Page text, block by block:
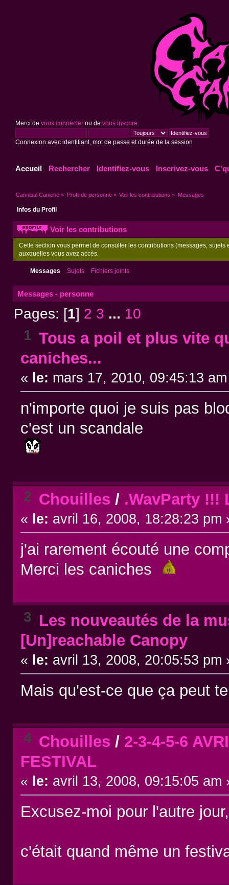
Merci de vous connecterou de vous inscrire
Connexion avec identifiant, mot de passe et durée de la session
Accueil Rechercher Identifiez-vous Inscrivez-vous
Cannibal Caniche » Profil de personne» Voir les contributions » Messages
Infos du Profil
Voir les contributions
Cette section vous permet de consulter les contributions (messages,
auxquelles vous avez accès.
Messages Sujets Fichiers joints
Messages - personne
Pages: [1] 2 3 ... 10
1 Tous a poil et plus vite
caniches...
« le: mars 17, 2010, 09:45:13
n'importe quoi je suis pas
c'est un scandale
2 Chouilles / .WavParty !!!
« le: avril 16, 2008, 18:28:23 pm
j'ai rarement écouté une
Merci les caniches
3 Les nouveautés de la
[Un]reachable Canopy
« le: avril 13, 2008, 20:05:53 pm
Mais qu'est-ce que ça peut
4 Chouilles / 2-3-4-5-6
FESTIVAL
« le: avril 13, 2008, 09:15:05 am
Excusez-moi pour l'autre
c'était quand même un